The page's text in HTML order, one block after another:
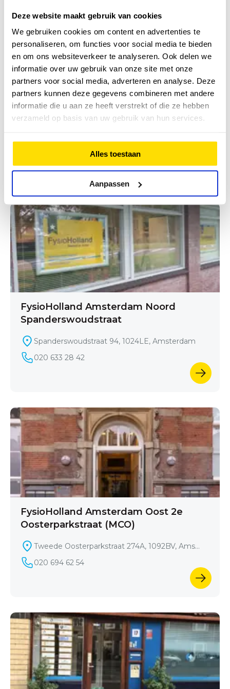
Deze website maakt gebruik van cookies
We gebruiken cookies om content en advertenties te
personaliseren, om functies voor social media te bieden
en om ons websiteverkeer te analyseren. Ook delen we
informatie over uw gebruik van onze site met onze
partners voor social media, adverteren en analyse. Deze
partners kunnen deze gegevens combineren met andere
informatie die u aan ze heeft verstrekt of die ze hebben
verzameld op basis van uw gebruik van hun services.
Alles toestaan
Aanpassen
FysioHolland Amsterdam Noord
Meteorenweg
FysioHolland Amsterdam Noord
Spanderswoudstraat
Spanderswoudstraat 94, 1024LE, Amsterdam
020 633 28 42
FysioHolland Amsterdam Oost 2e
Oosterparkstraat (MCO)
Tweede Oosterparkstraat 274A, 1092BV, Amst
020 694 62 54